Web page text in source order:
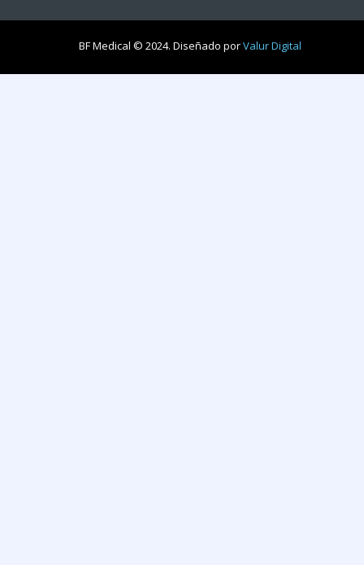
BF Medical © 2024. Diseñado porValur Digital